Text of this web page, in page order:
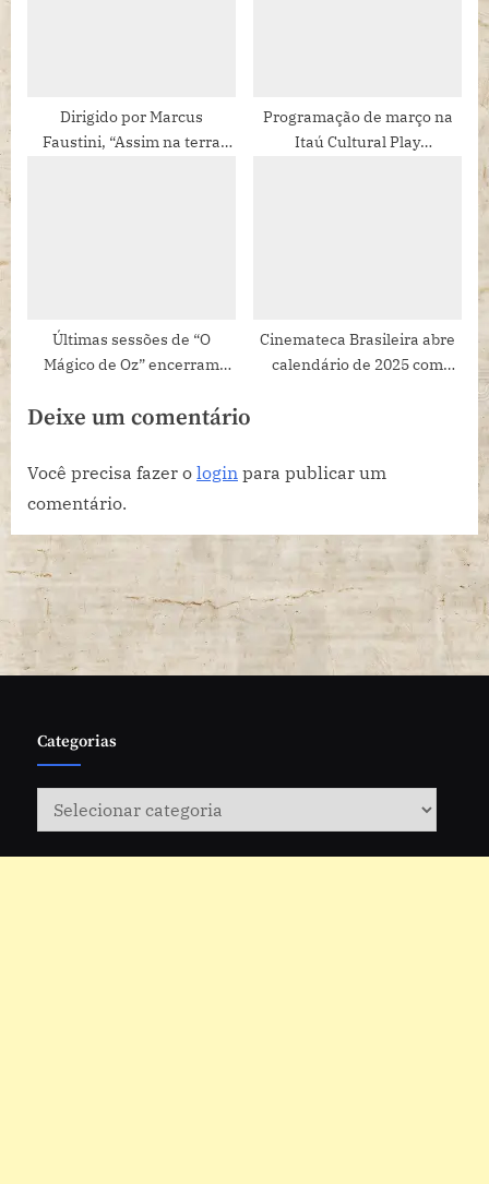
Dirigido por Marcus
Faustini, “Assim na terra
Programação de março na
Itaú Cultural Play
Últimas sessões de “O
Mágico de Oz” encerram
Multiplan Morumbi
Cinemateca Brasileira abre
calendário de 2025 com
Deixe um comentário
Você precisa fazer o login para publicar um
comentário.
Categorias
Categorias